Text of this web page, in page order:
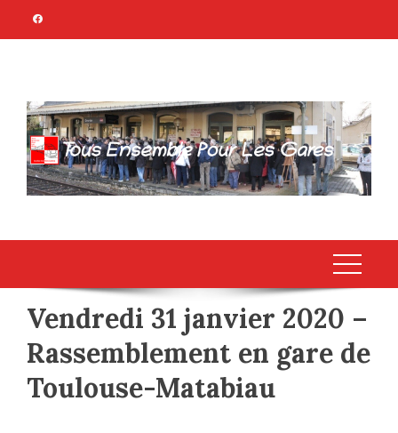
TOUS ENSEMBLE
POUR LES GARES
Association Citoyenne
Vendredi 31 janvier 2020 –
Rassemblement en gare de
Toulouse-Matabiau